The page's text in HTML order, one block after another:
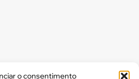
o consentimento